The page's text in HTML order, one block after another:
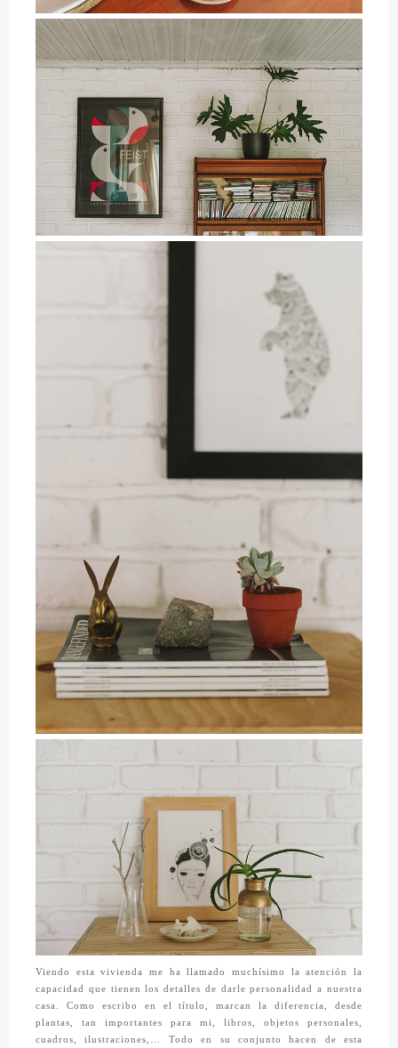
Viendo esta vivienda me ha llamado muchísimo la atención la
capacidad que tienen los detalles de darle personalidad a nuestra
casa. Como escribo en el título, marcan la diferencia, desde
plantas, tan importantes para mi, libros, objetos personales,
cuadros, ilustraciones,… Todo en su conjunto hacen de esta